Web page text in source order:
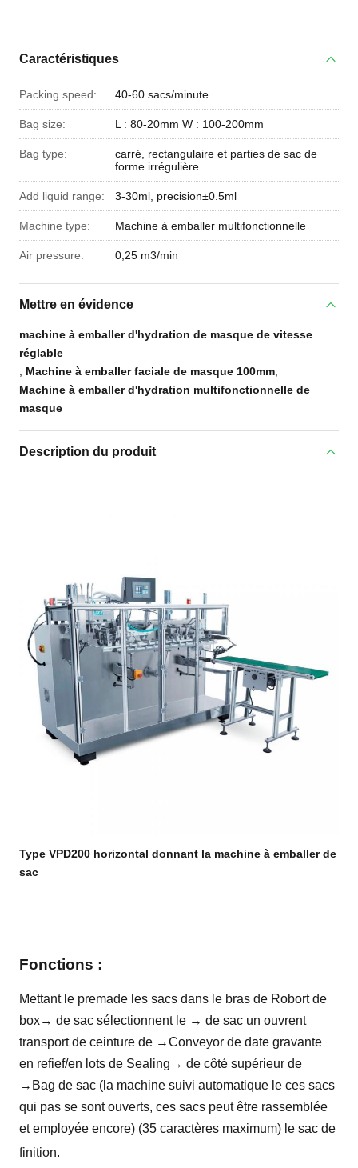
Caractéristiques
Packing speed: 40-60 sacs/minute
Bag size: L : 80-20mm W : 100-200mm
Bag type:
carré, rectangulaire et parties de sac de
forme irrégulière
Add liquid range: 3-30ml, precision±0.5ml
Machine type: Machine à emballer multifonctionnelle
Air pressure: 0,25 m3/min
Mettre en évidence
machine à emballer d'hydration de masque de vitesse
réglable
Machine à emballer faciale de masque 100mm
Machine à emballer d'hydration multifonctionnelle de
masque
Description du produit
Type VPD200 horizontal donnant la machine à emballer de
sac
Fonctions :
Mettant le premade les sacs dans le bras de Robort de
box→ de sac sélectionnent le → de sac un ouvrent
transport de ceinture de →Conveyor de date gravante
en refief/en lots de Sealing→ de côté supérieur de
→Bag de sac (la machine suivi automatique le ces sacs
qui pas se sont ouverts, ces sacs peut être rassemblée
et employée encore) (35 caractères maximum) le sac de
finition.